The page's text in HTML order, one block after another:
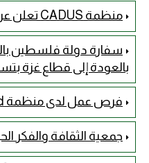
منظمة CADUS تعلن عن حاجتها لوظائف شاغرة
سفارة دولة فلسطين
بالعودة إلى قطاع غزة
فرص عمل لدى منظمة WeWorld
جمعية الثقافة والفكر